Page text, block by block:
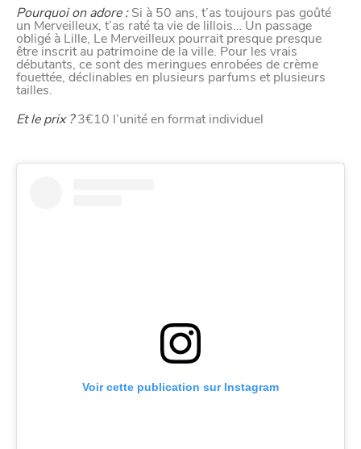
Pourquoi on adore :Si à 50 ans, t’as toujours pas goûté
un Merveilleux, t’as raté ta vie de lillois… Un passage
obligé à Lille, Le Merveilleux pourrait presque presque
être inscrit au patrimoine de la ville. Pour les vrais
débutants, ce sont des meringues enrobées de crème
fouettée, déclinables en plusieurs parfums et plusieurs
tailles.
Et le prix ?3€10 l’unité en format individuel
Voir cette publication sur Instagram
Afin de faciliter votre navigation et de vous
apporter le meilleur service possible, nous utilisons
des cookies pour améliorer le site aux besoins des
visiteurs, notamment selon la fréquentation.
Nos politique de confidentialité